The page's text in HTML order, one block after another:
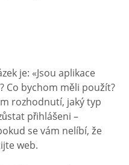
je: «Jsou aplikace
Co bychom měli použít?
rozhodnutí, jaký typ
přihlášeni –
se vám nelíbí, že
web.